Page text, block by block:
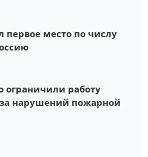
первое место по числу
ограничили работу
нарушений пожарной